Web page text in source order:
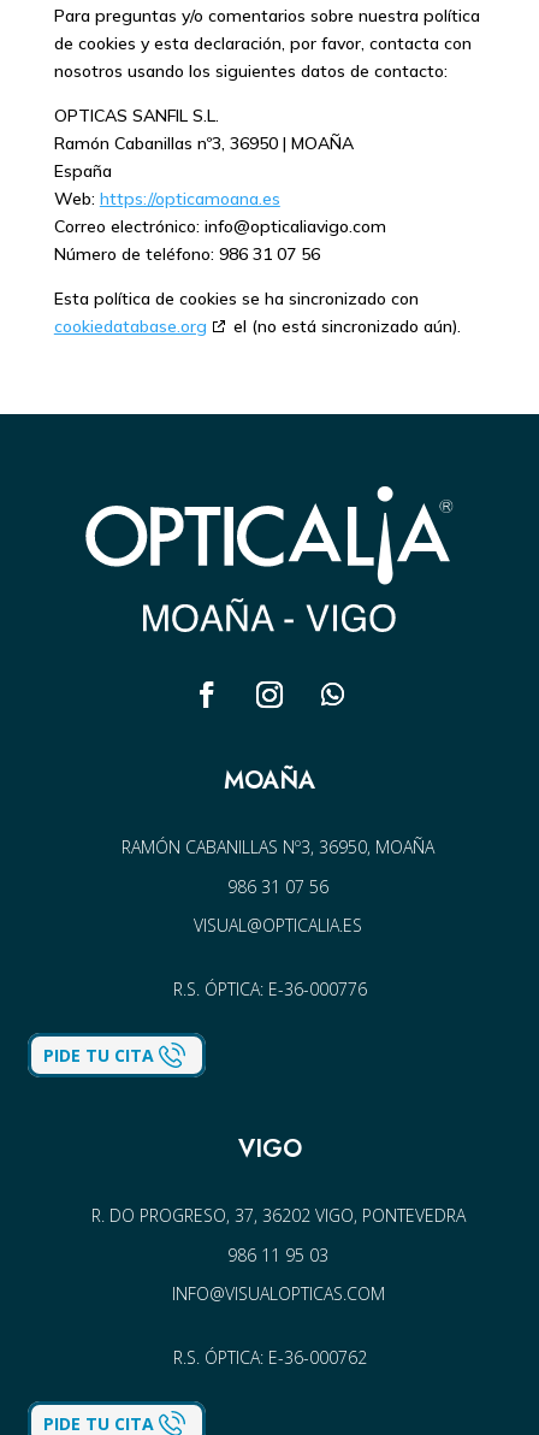
Para preguntas y/o comentarios sobre nuestra política
de cookies y esta declaración, por favor, contacta con
nosotros usando los siguientes datos de contacto:
OPTICAS SANFIL S.L.
Ramón Cabanillas nº3, 36950 | MOAÑA
España
Web: https://opticamoana.es
Correo electrónico: moc.ogivailacitpo@ofni
Número de teléfono: 986 31 07 56
Esta política de cookies se ha sincronizado con
cookiedatabase.org
el (no está sincronizado aún).
MOAÑA
RAMÓN CABANILLAS Nº3, 36950, MOAÑA
986 31 07 56
VISUAL@OPTICALIA.ES
R.S. ÓPTICA: E-36-000776
PIDE TU CITA
VIGO
R. DO PROGRESO, 37, 36202 VIGO, PONTEVEDRA
986 11 95 03
INFO@VISUALOPTICAS.COM
R.S. ÓPTICA: E-36-000762
PIDE TU CITA